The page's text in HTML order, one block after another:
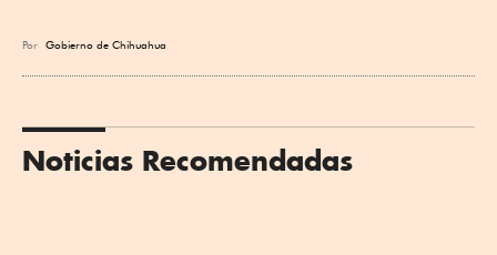
Por Gobierno de Chihuahua
Noticias Recomendadas